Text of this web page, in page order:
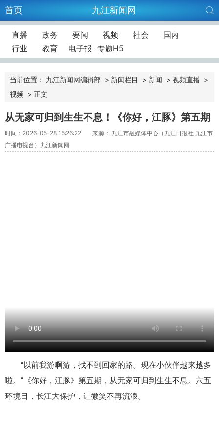
首页 九江新闻网
直播 政务 要闻 视频 社会
国内
行业
教育 电子报 专题H5
当前位置： 九江新闻网编辑部 > 新闻栏目 > 新闻 > 视频直播 >
视频 > 正文
从无家可归到生生不息！《你好，江豚》第五期
时间：2026-05-28 15:26:22
来源： 九江市融媒体中心（九江日报社 九江市
广播电视台）九江新闻网
“以前我游啊游，找不到回家的路。现在小伙伴越来越多
啦。”《你好，江豚》第五期，从无家可归到生生不息。六五
环境日，长江大保护，让微笑不再流浪。